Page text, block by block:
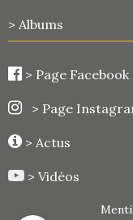
> Albums
> Page Facebook
> Page
> Actus
> Vidéos